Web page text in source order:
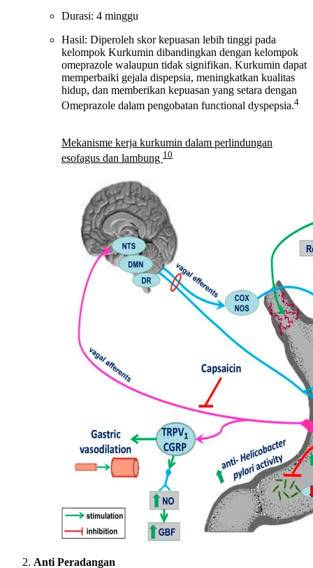
Durasi: 4 minggu
Hasil: Diperoleh skor kepuasan lebih tinggi pada
kelompok Kurkumin dibandingkan dengan kelompok
omeprazole walaupun tidak signifikan. Kurkumin dapat
memperbaiki gejala dispepsia, meningkatkan kualitas
hidup, dan memberikan kepuasan yang setara dengan
Omeprazole dalam pengobatan functional dyspepsia.4
Mekanisme kerja kurkumin dalam perlindungan
esofagus dan lambung 10
Anti Peradangan